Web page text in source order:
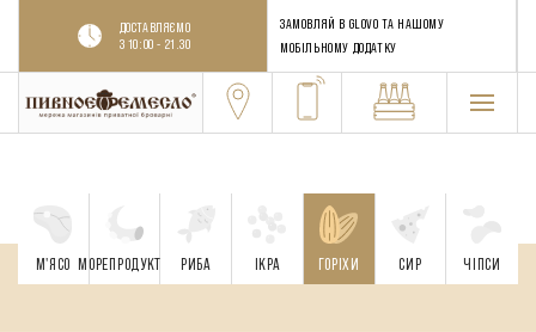
ДОСТАВЛЯЄМО
З 10:00 - 21.30
ЗАМОВЛЯЙ В GLOVO ТА НАШОМУ
МОБІЛЬНОМУ ДОДАТКУ
М'ЯСО МОРЕПРОДУКТИ РИБА ІКРА ГОРІХИ CИР ЧІПСИ